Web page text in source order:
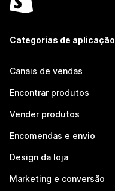
Categorias de aplicação
Canais de vendas
Encontrar produtos
Vender produtos
Encomendas e envio
Design da loja
Marketing e conversão